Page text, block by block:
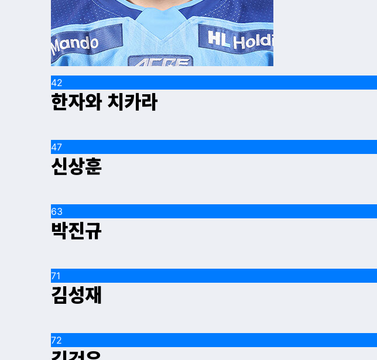
42
한자와 치카라
47
신상훈
63
박진규
71
김성재
72